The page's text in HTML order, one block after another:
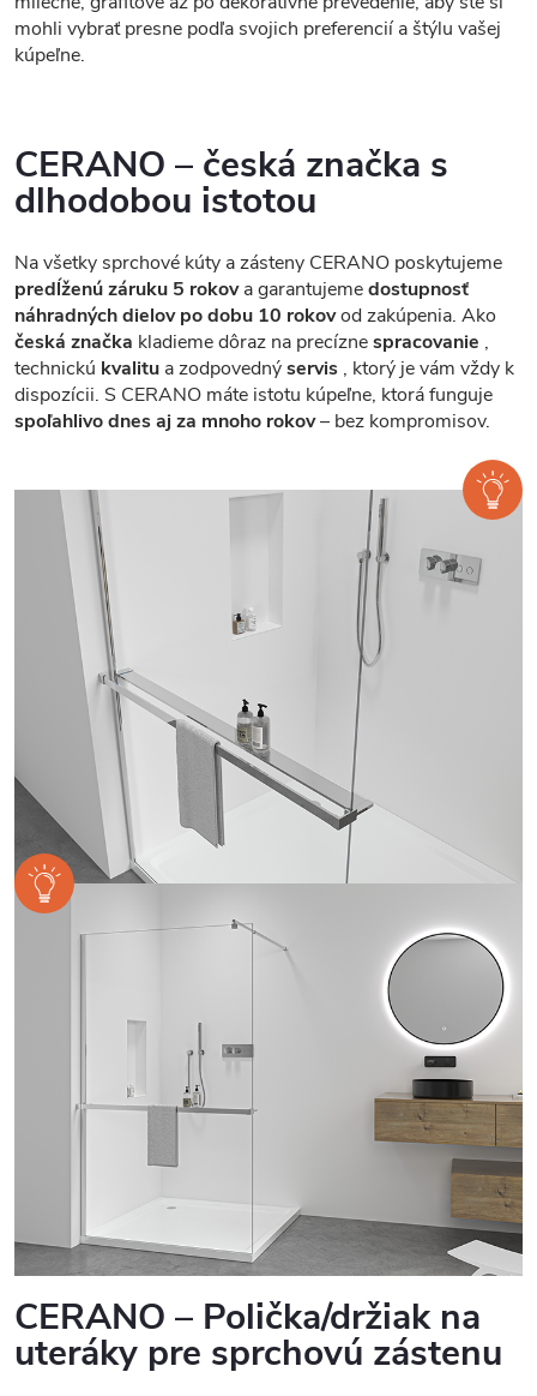
mohli vybrať presne podľa svojich preferencií a štýlu vašej
kúpeľne.
CERANO – česká značka s
dlhodobou istotou
Na všetky sprchové kúty a zásteny CERANO poskytujeme
predĺženú záruku 5 rokova garantujemedostupnosť
náhradných dielov po dobu 10 rokovod zakúpenia. Ako
česká značka kladieme dôraz na precíznespracovanie ,
technickú kvalitu a zodpovednýservis , ktorý je vám vždy k
dispozícii. S CERANO máte istotu kúpeľne, ktorá funguje
spoľahlivo dnes aj za mnoho rokov– bez kompromisov.
CERANO – Polička/držiak na
uteráky pre sprchovú zástenu